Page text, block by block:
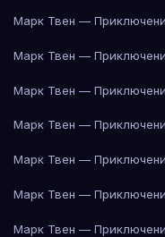
Марк Твен —
Марк Твен —
Марк Твен —
Марк Твен —
Марк Твен —
Марк Твен —
Марк Твен —